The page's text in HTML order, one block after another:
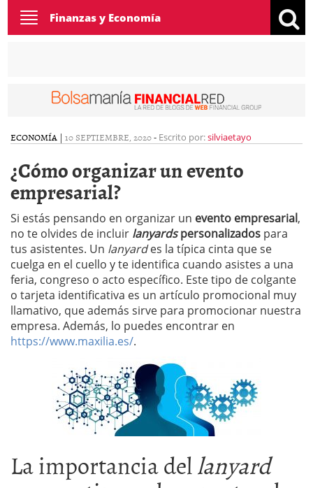
Toggle
navigation
Finanzas y Economía
ECONOMÍA | 10 SEPTIEMBRE, 2020- Escrito por:silviaetayo
¿Cómo organizar un evento
empresarial?
Si estás pensando en organizar un evento empresarial,
no te olvides de incluir lanyardspersonalizados para
tus asistentes. Un lanyardes la típica cinta que se
cuelga en el cuello y te identifica cuando asistes a una
feria, congreso o acto específico. Este tipo de colgante
o tarjeta identificativa es un artículo promocional muy
llamativo, que además sirve para promocionar nuestra
empresa. Además, lo puedes encontrar en
https://www.maxilia.es/.
La importancia dellanyard